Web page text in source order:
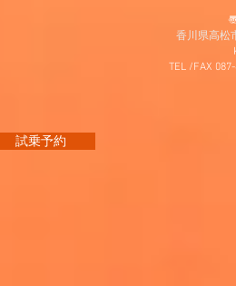
試乗予約
香川県高松
TEL /FAX